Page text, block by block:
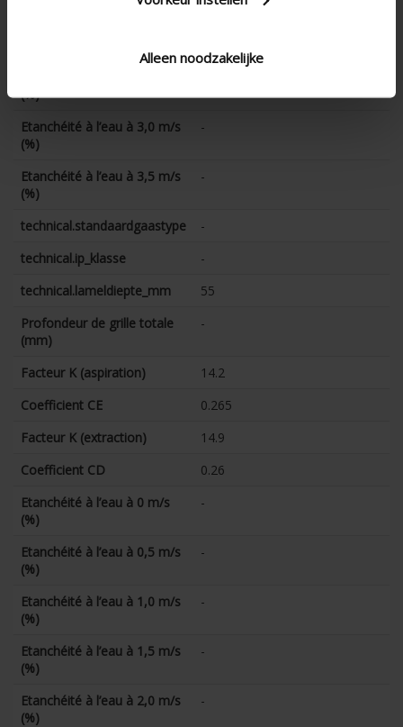
Alleen noodzakelijke
(%)
Etanchéité à l’eau à 3,0 m/s
(%)
-
Etanchéité à l’eau à 3,5 m/s
(%)
-
technical.standaardgaastype
-
technical.ip_klasse
-
technical.lameldiepte_mm
55
Profondeur de grille totale
(mm)
-
Facteur K (aspiration)
14.2
Coefficient CE
0.265
Facteur K (extraction)
14.9
Coefficient CD
0.26
Etanchéité à l’eau à 0 m/s
(%)
-
Etanchéité à l’eau à 0,5 m/s
(%)
-
Etanchéité à l’eau à 1,0 m/s
(%)
-
Etanchéité à l’eau à 1,5 m/s
(%)
-
Etanchéité à l’eau à 2,0 m/s
(%)
-